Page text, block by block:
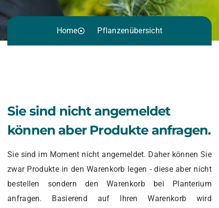
Home Pflanzenübersicht
Sie sind nicht angemeldet
können aber Produkte anfragen.
Sie sind im Moment nicht angemeldet. Daher können Sie
zwar Produkte in den Warenkorb legen - diese aber nicht
bestellen sondern den Warenkorb bei Planterium
anfragen. Basierend auf Ihren Warenkorb wird